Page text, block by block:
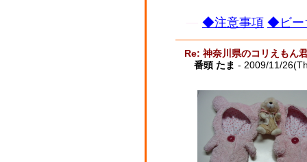
◆注意事項 ◆ビー
Re: 神奈川県のコリえもん
番頭 たま - 2009/11/